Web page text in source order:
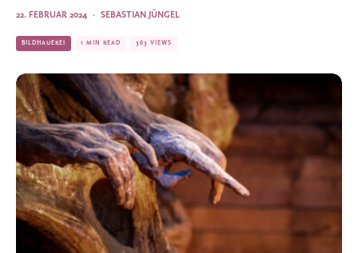
SEBASTIAN JÜNGEL
·
22. FEBRUAR 2024
BILDHAUEREI 1 MIN READ 363 VIEWS